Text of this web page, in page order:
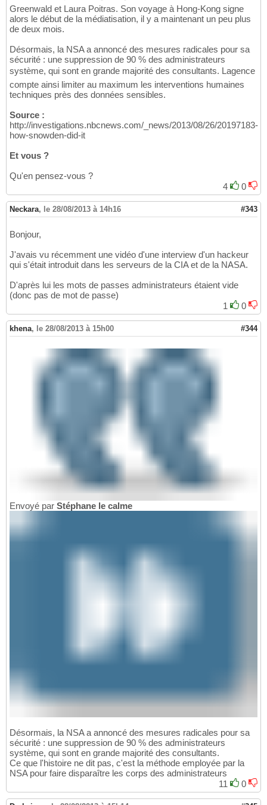
Greenwald et Laura Poitras. Son voyage à Hong-Kong signe
alors le début de la médiatisation, il y a maintenant un peu plus
de deux mois.
Désormais, la NSA a annoncé des mesures radicales pour sa
sécurité : une suppression de 90 % des administrateurs
système, qui sont en grande majorité des consultants. Lagence
compte ainsi limiter au maximum les interventions humaines
techniques près des données sensibles.
Source :
http://investigations.nbcnews.com/_news/2013/08/26/20197183-
how-snowden-did-it
Et vous ?
Qu'en pensez-vous ?
4
0
Neckara, le 28/08/2013 à 14h16 #343
Bonjour,
J'avais vu récemment une vidéo d'une interview d'un hackeur
qui s'était introduit dans les serveurs de la CIA et de la NASA.
D'après lui les mots de passes administrateurs étaient vide
(donc pas de mot de passe)
1
0
khena, le 28/08/2013 à 15h00 #344
Envoyé par Stéphane le calme
Désormais, la NSA a annoncé des mesures radicales pour sa
sécurité : une suppression de 90 % des administrateurs
système, qui sont en grande majorité des consultants.
Ce que l'histoire ne dit pas, c'est la méthode employée par la
NSA pour faire disparaître les corps des administrateurs
11
0